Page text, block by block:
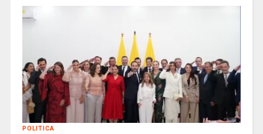
POLITICA